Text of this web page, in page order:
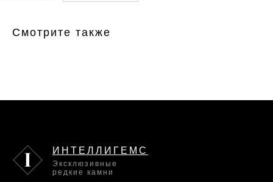
Смотрите также
Эксклюзивные
редкие камни
ИНТЕЛЛИГЕМС